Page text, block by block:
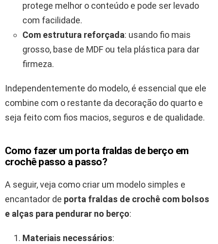
protege melhor o conteúdo e pode ser levado
com facilidade.
Com estrutura reforçada: usando fio mais
grosso, base de MDF ou tela plástica para dar
firmeza.
Independentemente do modelo, é essencial que ele
combine com o restante da decoração do quarto e
seja feito com fios macios, seguros e de qualidade.
Como fazer um porta fraldas de berço em
crochê passo a passo?
A seguir, veja como criar um modelo simples e
encantador de porta fraldas de crochê com bolsos
e alças para pendurar no berço:
Materiais necessários: